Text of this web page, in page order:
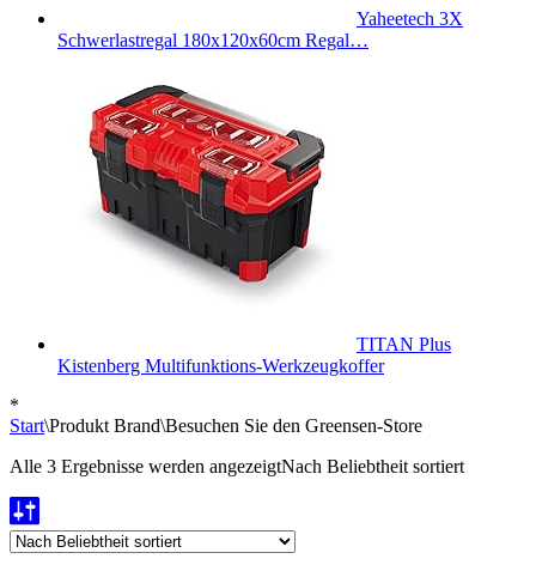
Yaheetech 3X
Schwerlastregal 180x120x60cm Regal…
TITAN Plus
Kistenberg Multifunktions-Werkzeugkoffer
*
Start\Produkt Brand\Besuchen Sie den Greensen-Store
Alle 3 Ergebnisse werden angezeigtNach Beliebtheit sortiert